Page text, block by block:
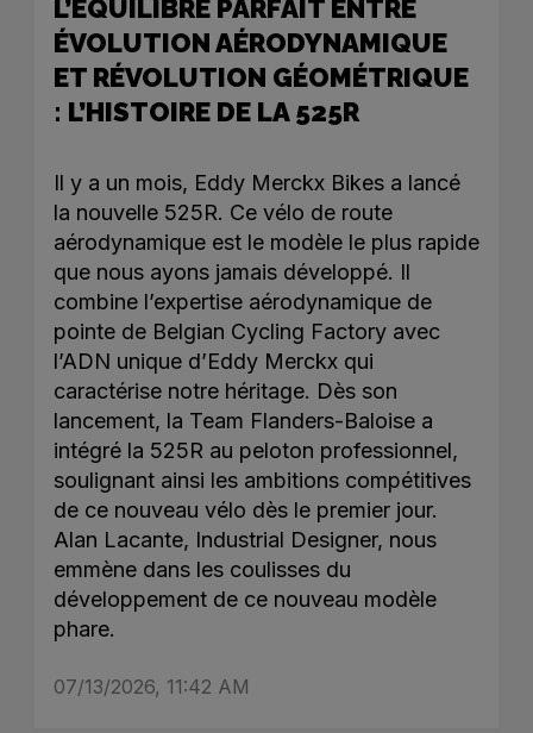
L’ÉQUILIBRE PARFAIT ENTRE
ÉVOLUTION AÉRODYNAMIQUE
ET RÉVOLUTION GÉOMÉTRIQUE
: L’HISTOIRE DE LA 525R
Il y a un mois, Eddy Merckx Bikes a lancé
la nouvelle 525R. Ce vélo de route
aérodynamique est le modèle le plus rapide
que nous ayons jamais développé. Il
combine l’expertise aérodynamique de
pointe de Belgian Cycling Factory avec
l’ADN unique d’Eddy Merckx qui
caractérise notre héritage. Dès son
lancement, la Team Flanders-Baloise a
intégré la 525R au peloton professionnel,
soulignant ainsi les ambitions compétitives
de ce nouveau vélo dès le premier jour.
Alan Lacante, Industrial Designer, nous
emmène dans les coulisses du
développement de ce nouveau modèle
phare.
07/13/2026, 11:42 AM